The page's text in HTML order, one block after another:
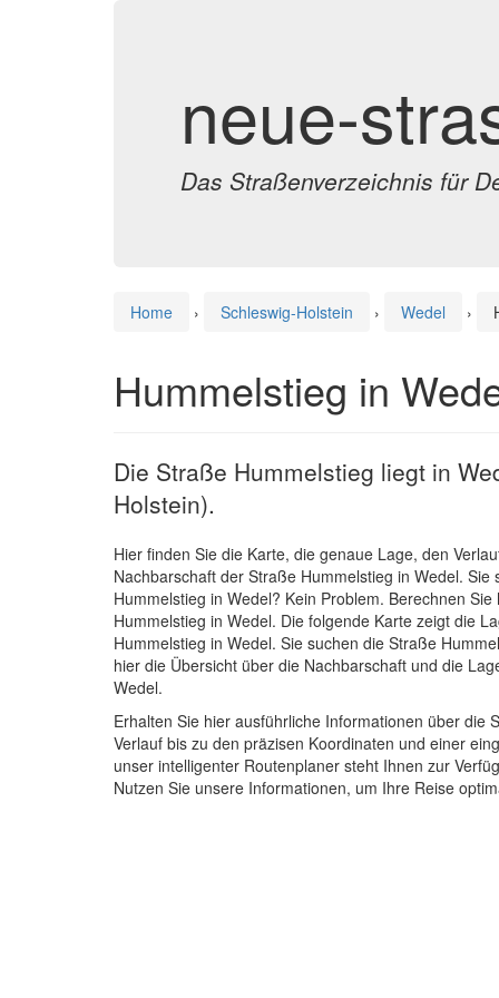
neue-
Das Straßenverzeichnis für
Home › Schleswig-Holstein › Wedel ›
Hummelstieg in
Die Straße Hummelstieg liegt in
Holstein).
Hier finden Sie die Karte, die genaue Lage, den
Nachbarschaft der Straße Hummelstieg in Wedel.
Hummelstieg in Wedel? Kein Problem. Berechnen
Hummelstieg in Wedel. Die folgende Karte zeigt die
Hummelstieg in Wedel. Sie suchen die Straße
hier die Übersicht über die Nachbarschaft und die
Wedel.
Erhalten Sie hier ausführliche Informationen über
Verlauf bis zu den präzisen Koordinaten und einer
unser intelligenter Routenplaner steht Ihnen zur
Nutzen Sie unsere Informationen, um Ihre Reise